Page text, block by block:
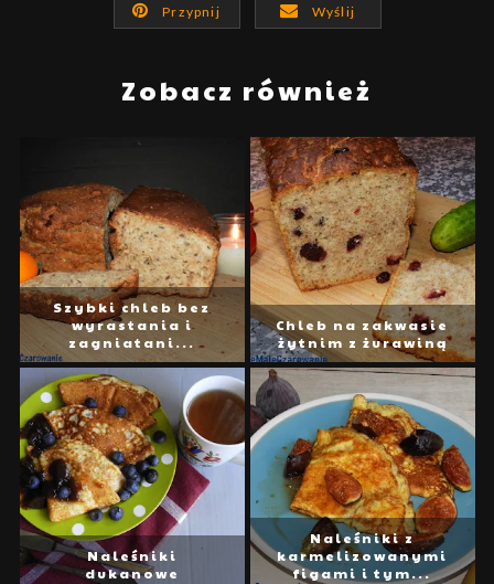
Przypnij Wyślij
Zobacz również
Szybki chleb bez
wyrastania i
zagniatani...
Chleb na zakwasie
żytnim z żurawiną
Naleśniki
dukanowe
Naleśniki z
karmelizowanymi
figami i tym...